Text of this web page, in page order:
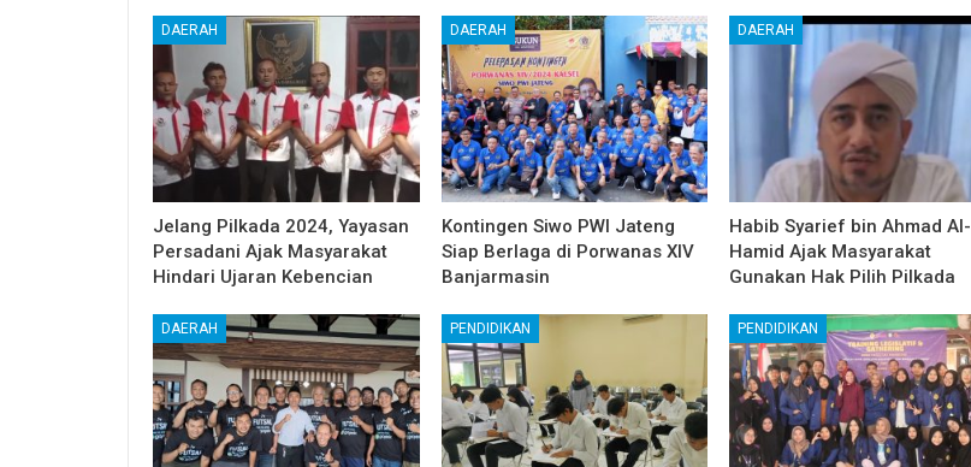
DAERAH
Jelang Pilkada 2024, Yayasan
Persadani Ajak Masyarakat
Hindari Ujaran Kebencian
DAERAH
Kontingen Siwo PWI Jateng
Siap Berlaga di Porwanas XIV
Banjarmasin
DAERAH
Habib Syarief bin Ahmad Al-
Hamid Ajak Masyarakat
Gunakan Hak Pilih Pilkada
DAERAH PENDIDIKAN PENDIDIKAN